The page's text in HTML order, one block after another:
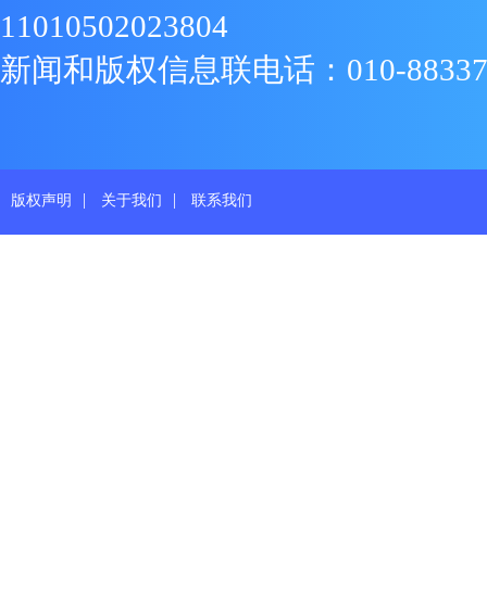
11010502023804
新闻和版权信息联电话：010-
版权声明 | 关于我们 | 联系我们